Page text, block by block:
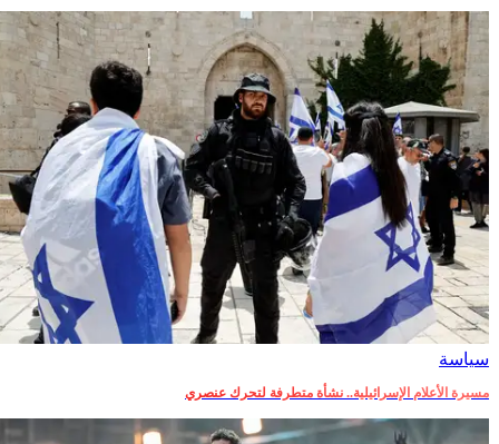
سياسة
مسيرة الأعلام الإسرائيلية.. نشأة متطرفة لتحرك عنصري